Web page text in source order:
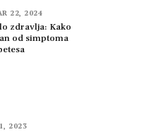
22, 2024
zdravlja: Kako
od simptoma
2023